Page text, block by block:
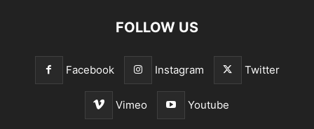
FOLLOW US
Facebook Instagram Twitter
Vimeo Youtube